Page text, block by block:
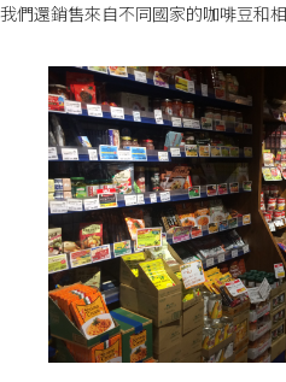
我們還銷售來自不同國家的咖啡豆和